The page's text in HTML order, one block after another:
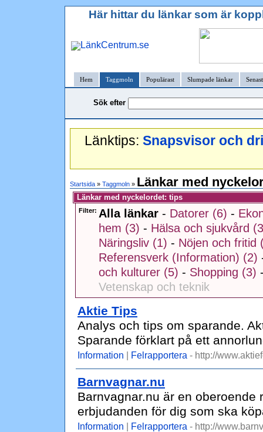
Här hittar du länkar som är
Hem Taggmoln Populärast Slumpade länkar
Sök efter
Länktips: Snapsvisor och
Startsida » Taggmoln » Länkar med
Länkar med nyckelordet: tips
Filter: Alla länkar - Datorer (6) -
hem (3) - Hälsa och sjukvård
Näringsliv (1) - Nöjen och fritid
Referensverk (Information) (2)
och kulturer (5) - Shopping (3)
Vetenskap och teknik
Aktie Tips
Analys och tips om sparande.
Sparande förklart på ett
Information | Felrapportera - http://
Barnvagnar.nu
Barnvagnar.nu är en
erbjudanden för dig som ska
Information | Felrapportera - http://